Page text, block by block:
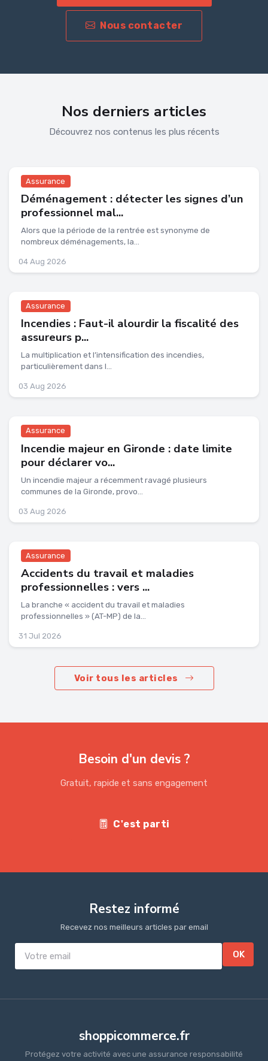
Nous contacter
Nos derniers articles
Découvrez nos contenus les plus récents
Assurance
Déménagement : détecter les signes d’un
professionnel mal...
Alors que la période de la rentrée est synonyme de
nombreux déménagements, la...
04 Aug 2026
Assurance
Incendies : Faut-il alourdir la fiscalité des
assureurs p...
La multiplication et l’intensification des incendies,
particulièrement dans l...
03 Aug 2026
Assurance
Incendie majeur en Gironde : date limite
pour déclarer vo...
Un incendie majeur a récemment ravagé plusieurs
communes de la Gironde, provo...
03 Aug 2026
Assurance
Accidents du travail et maladies
professionnelles : vers ...
La branche « accident du travail et maladies
professionnelles » (AT-MP) de la...
31 Jul 2026
Voir tous les articles
Besoin d'un devis ?
Gratuit, rapide et sans engagement
C'est parti
Restez informé
Recevez nos meilleurs articles par email
OK
shoppicommerce.fr
Protégez votre activité avec une assurance responsabilité